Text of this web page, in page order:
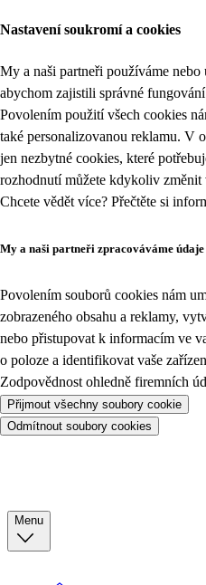
Nastavení soukromí a cookies
My a naši partneři používáme nebo
abychom zajistili správné
Povolením použití všech cookies
také personalizovanou reklamu. V
jen nezbytné cookies, které
rozhodnutí můžete kdykoliv změnit
Chcete vědět více? Přečtěte si
My a naši partneři zpracováváme
Povolením souborů cookies nám
zobrazeného obsahu a reklamy,
nebo přistupovat k informacím ve
o poloze a identifikovat vaše
Zodpovědnost ohledně firemních
Přijmout všechny soubory cookie
Odmítnout soubory cookies
Menu